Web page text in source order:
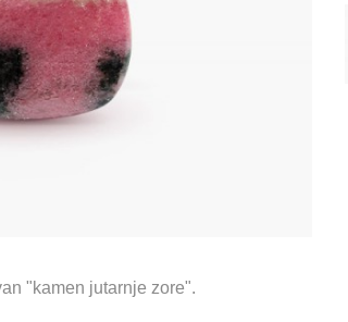
"kamen jutarnje zore".